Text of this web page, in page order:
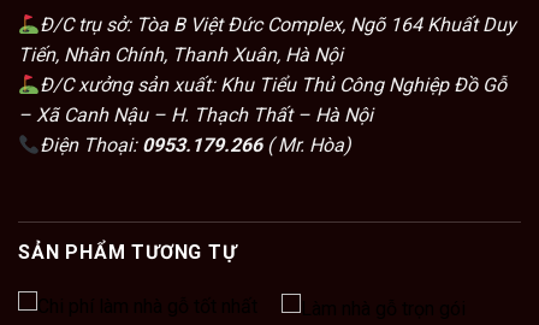
Đ/C trụ sở: Tòa B Việt Đức Complex, Ngõ 164 Khuất Duy
Tiến, Nhân Chính, Thanh Xuân, Hà Nội
Đ/C xưởng sản xuất: Khu Tiểu Thủ Công Nghiệp Đồ Gỗ
– Xã Canh Nậu – H. Thạch Thất – Hà Nội
Điện Thoại: 0953.179.266( Mr. Hòa)
SẢN PHẨM TƯƠNG TỰ